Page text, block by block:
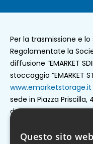
Per la trasmissione e
Regolamentate la
diffusione “EMARKET
stoccaggio “EMARKET
www.emarketstorage.it
sede in Piazza
dell’autorizzazione e
Questo sito